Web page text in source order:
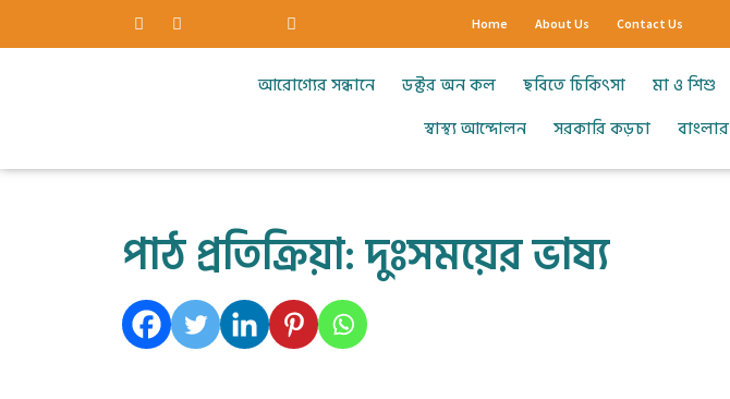
Home About Us Contact Us
আরোগ্যের সন্ধানে ডক্টর অন কল ছবিতে চিকিৎসা মা ও শিশু
স্বাস্থ্য আন্দোলন
সরকারি কড়চা
পাঠ প্রতিক্রিয়া: দুঃসময়ের ভাষ্য